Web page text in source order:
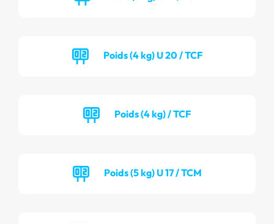
Poids (4 kg) U 20 / TCF
Poids (4 kg) / TCF
Poids (5 kg) U 17 / TCM